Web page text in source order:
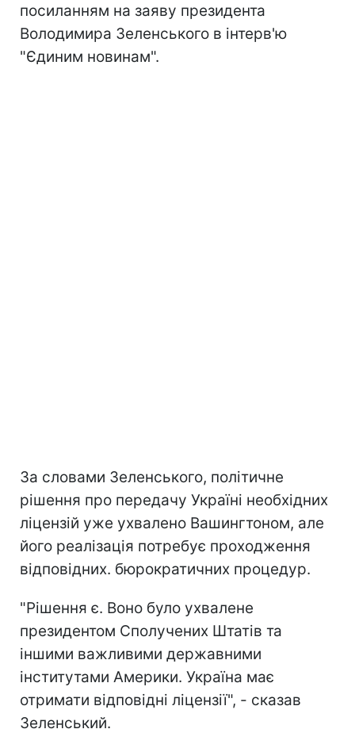
посиланням на заяву президента
Володимира Зеленського в інтерв'ю
"Єдиним новинам".
За словами Зеленського, політичне
рішення про передачу Україні необхідних
ліцензій уже ухвалено Вашингтоном, але
його реалізація потребує проходження
відповідних. бюрократичних процедур.
"Рішення є. Воно було ухвалене
президентом Сполучених Штатів та
іншими важливими державними
інститутами Америки. Україна має
отримати відповідні ліцензії", - сказав
Зеленський.